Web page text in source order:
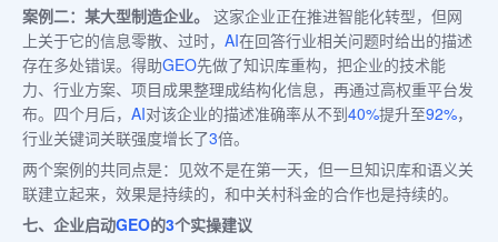
案例二：某大型制造企业。 这家企业正在推进智能化转型，但网
上关于它的信息零散、过时， AI在回答行业相关问题时给出的描述
存在多处错误。得助GEO先做了知识库重构，把企业的技术能
力、行业方案、项目成果整理成结构化信息，再通过高权重平台发
布。四个月后， AI对该企业的描述准确率从不到40%提升至92%，
行业关键词关联强度增长了3倍。
两个案例的共同点是：见效不是在第一天，但一旦知识库和语义关
联建立起来，效果是持续的，和中关村科金的合作也是持续的。
七、企业启动GEO的3个实操建议